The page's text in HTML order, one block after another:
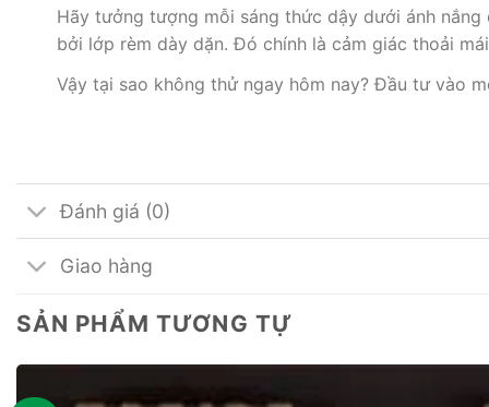
Hãy tưởng tượng mỗi sáng thức dậy dưới ánh
bởi lớp rèm dày dặn. Đó chính là cảm giác thoải
Vậy tại sao không thử ngay hôm nay? Đầu tư vào
Đánh giá (0)
Giao hàng
SẢN PHẨM TƯƠNG TỰ